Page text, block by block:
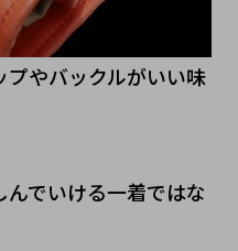
やバックルがいい味
でいける一着ではな